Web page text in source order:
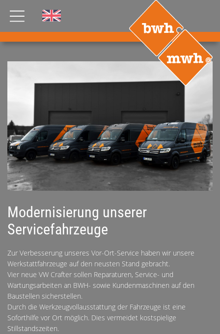
HT
TEAM JOBS
ETP GDS
FDS CA FDS USA
Modernisierung unserer
Servicefahrzeuge
Zur Verbesserung unseres Vor-Ort-Service haben wir unsere
Werkstattfahrzeuge auf den neusten Stand gebracht.
Vier neue VW Crafter sollen Reparaturen, Service- und
Wartungsarbeiten an BWH- sowie Kundenmaschinen auf den
Baustellen sicherstellen.
Durch die Werkzeugvollausstattung der Fahrzeuge ist eine
Soforthilfe vor Ort möglich. Dies vermeidet kostspielige
Stillstandszeiten.